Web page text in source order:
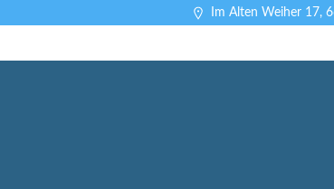
Im Alten Weiher 17,